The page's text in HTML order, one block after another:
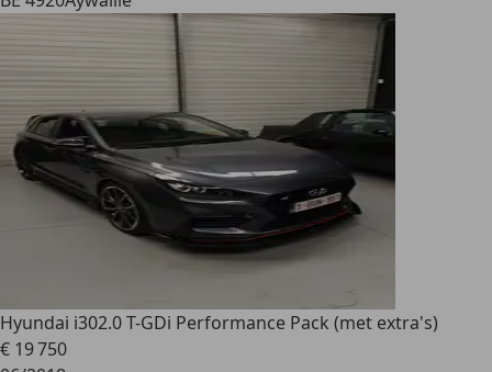
Hyundai i302.0 T-GDi Performance Pack (met extra's)
€ 19 750